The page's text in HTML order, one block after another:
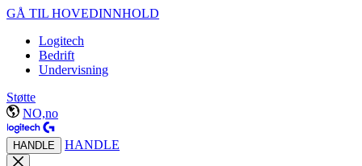
GÅ TIL HOVEDINNHOLD
Logitech
Bedrift
Undervisning
Støtte
NO,no
HANDLE HANDLE